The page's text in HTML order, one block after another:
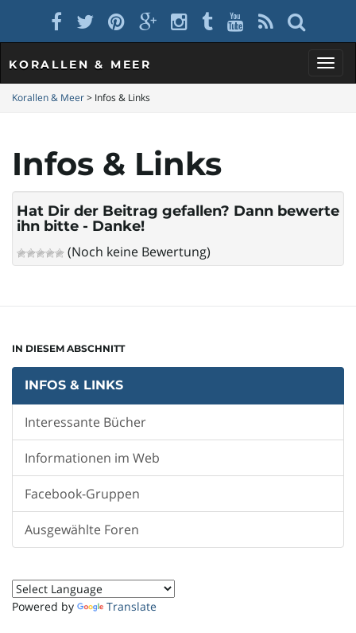
KORALLEN & MEER
Korallen & Meer> Infos & Links
Infos & Links
Hat Dir der Beitrag gefallen? Dann bewerte
ihn bitte - Danke!
(Noch keine Bewertung)
IN DIESEM ABSCHNITT
INFOS & LINKS
Interessante Bücher
Informationen im Web
Facebook-Gruppen
Ausgewählte Foren
Powered by Translate